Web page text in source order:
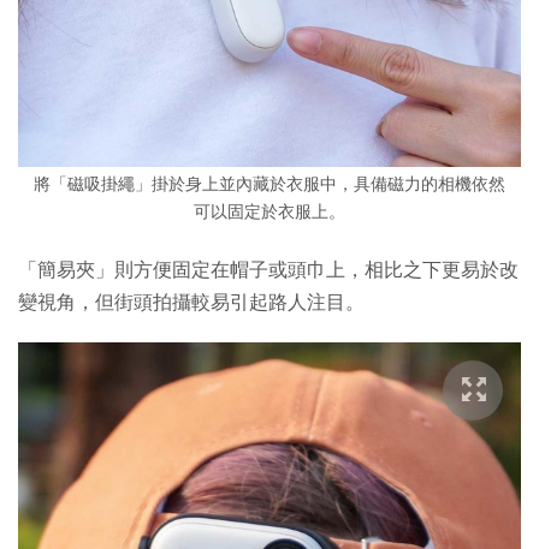
將「磁吸掛繩」掛於身上並內藏於衣服中，具備磁力的相機依然
可以固定於衣服上。
「簡易夾」則方便固定在帽子或頭巾上，相比之下更易於改
變視角，但街頭拍攝較易引起路人注目。